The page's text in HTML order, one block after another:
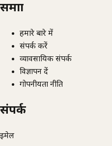
समाज्ञा
हमारे बारे में
संपर्क करें
व्यावसायिक संपर्क
विज्ञापन दें
गोपनीयता नीति
संपर्क
ईमेल